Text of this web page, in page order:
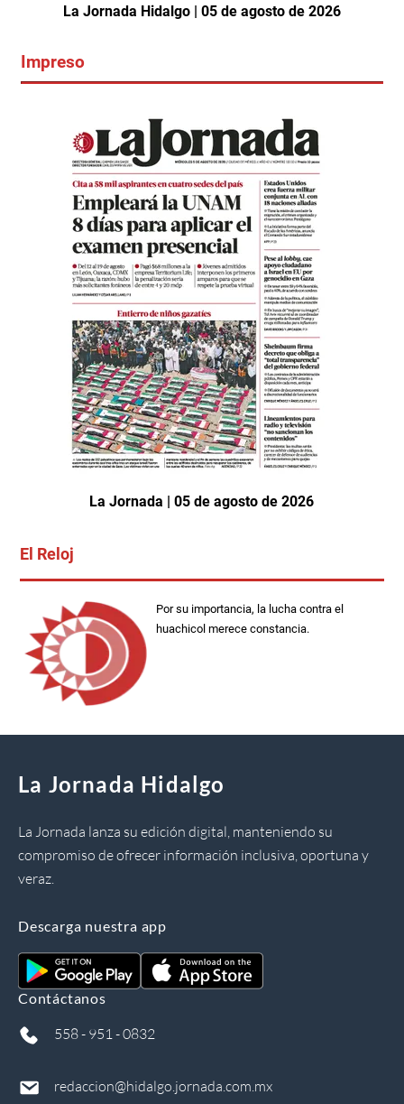
La Jornada Hidalgo | 05 de agosto de 2026
Impreso
La Jornada | 05 de agosto de 2026
El Reloj
Por su importancia, la lucha contra el
huachicol merece constancia.
La Jornada Hidalgo
La Jornada lanza su edición digital, manteniendo su
compromiso de ofrecer información inclusiva, oportuna y
veraz.
Descarga nuestra app
Contáctanos
558 - 951 - 0832
redaccion@hidalgo.jornada.com.mx